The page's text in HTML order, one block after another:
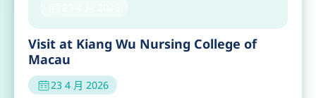
Visit at Kiang Wu Nursing College of
Macau
23 4 月 2026